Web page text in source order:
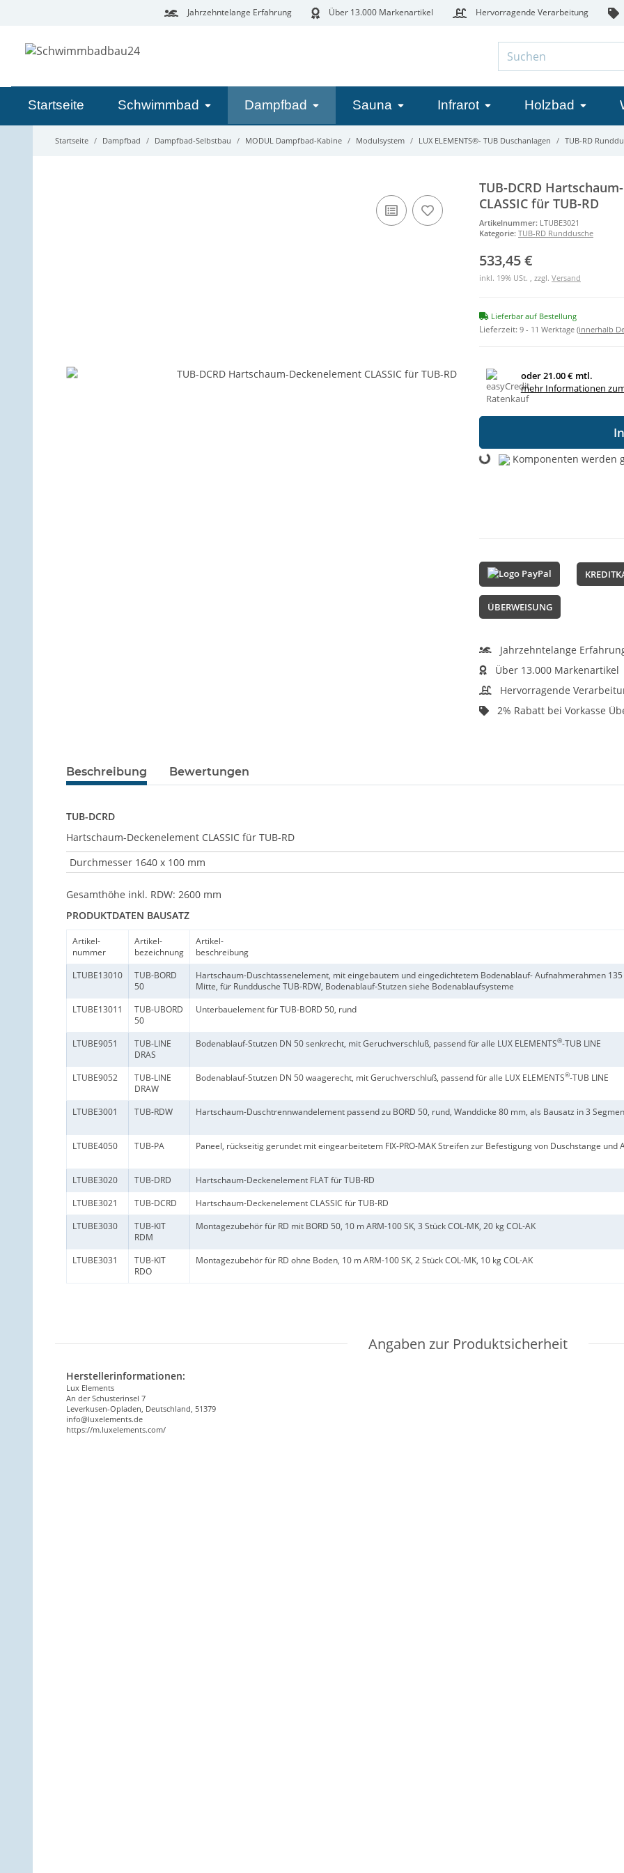
Jahrzehntelange Erfahrung Über 13.000 Markenartikel Hervorragende Verarbeitung
Startseite Schwimmbad Dampfbad Sauna Infrarot Holzbad
Startseite Dampfbad Dampfbad-Selbstbau MODUL Dampfbad-Kabine Modulsystem LUX ELEMENTS®- TUB Duschanlagen TUB-RD
TUB-DCRD
CLASSIC für TUB-RD
Artikelnummer: LTUBE3021
Kategorie: TUB-RD Runddusche
533,45 €
inkl. 19% USt. , zzgl. Versand
Lieferbar auf Bestellung
Lieferzeit: 9 - 11 Werktage (innerhalb
oder21.00 € mtl.
mehr Informationen
Loading... Komponenten werden
ÜBERWEISUNG
Jahrzehntelange
Über 13.000 Markenartikel
Hervorragende
2% Rabatt bei Vorkasse
Beschreibung Bewertungen
TUB-DCRD
Hartschaum-Deckenelement CLASSIC für TUB-RD
Durchmesser 1640 x 100 mm
Gesamthöhe inkl. RDW: 2600 mm
PRODUKTDATEN BAUSATZ
Artikel-
nummer
Artikel-
bezeichnung
Artikel-
beschreibung
LTUBE13010
TUB-BORD
50
Hartschaum-Duschtassenelement, mit eingebautem und eingedichtetem Bodenablauf- Aufnahmerahmen
Mitte, für Runddusche TUB-RDW, Bodenablauf-Stutzen siehe Bodenablaufsysteme
LTUBE13011
TUB-UBORD
50
Unterbauelement für TUB-BORD 50, rund
LTUBE9051
TUB-LINE
DRAS
Bodenablauf-Stutzen DN 50 senkrecht, mit Geruchverschluß, passend für alle LUX ELEMENTS®-TUB LINE
LTUBE9052
TUB-LINE
DRAW
Bodenablauf-Stutzen DN 50 waagerecht, mit Geruchverschluß, passend für alle LUX ELEMENTS®-TUB LINE
LTUBE3001 TUB-RDW Hartschaum-Duschtrennwandelement passend zu BORD 50, rund, Wanddicke 80 mm, als Bausatz in 3
LTUBE4050 TUB-PA Paneel, rückseitig gerundet mit eingearbeitetem FIX-PRO-MAK Streifen zur Befestigung von Duschstange und
LTUBE3020 TUB-DRD
Hartschaum-Deckenelement FLAT für TUB-RD
LTUBE3021
TUB-DCRD
Hartschaum-Deckenelement CLASSIC für TUB-RD
LTUBE3030
TUB-KIT
RDM
Montagezubehör für RD mit BORD 50, 10 m ARM-100 SK, 3 Stück COL-MK, 20 kg COL-AK
LTUBE3031
TUB-KIT
RDO
Montagezubehör für RD ohne Boden, 10 m ARM-100 SK, 2 Stück COL-MK, 10 kg COL-AK
Angaben zur Produktsicherheit
Herstellerinformationen:
Lux Elements
An der Schusterinsel 7
Leverkusen-Opladen, Deutschland, 51379
info@luxelements.de
https://m.luxelements.com/